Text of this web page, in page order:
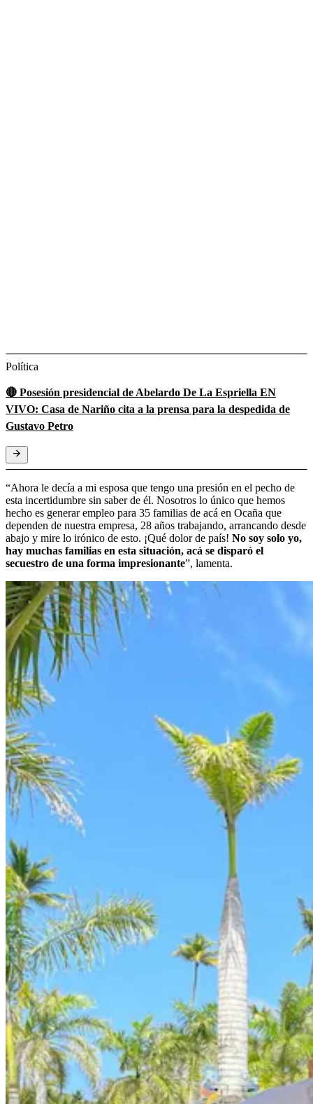
Política
🔴 Posesión presidencial de Abelardo De La Espriella EN
VIVO: Casa de Nariño cita a la prensa para la despedida de
Gustavo Petro
“Ahora le decía a mi esposa que tengo una presión en el pecho de
esta incertidumbre sin saber de él. Nosotros lo único que hemos
hecho es generar empleo para 35 familias de acá en Ocaña que
dependen de nuestra empresa, 28 años trabajando, arrancando desde
abajo y mire lo irónico de esto. ¡Qué dolor de país! No soy solo yo,
hay muchas familias en esta situación, acá se disparó el
secuestro de una forma impresionante”, lamenta.